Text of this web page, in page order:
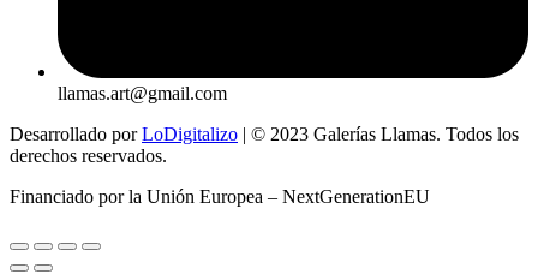
llamas.art@gmail.com
Desarrollado porLoDigitalizo | © 2023 Galerías Llamas. Todos los
derechos reservados.
Financiado por la Unión Europea – NextGenerationEU